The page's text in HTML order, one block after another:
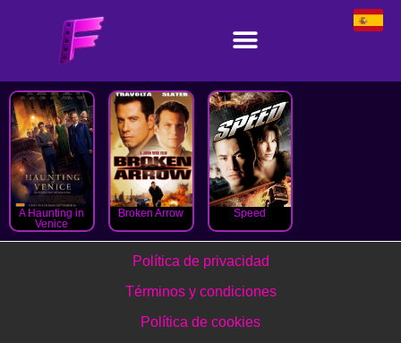
A Haunting in
Venice
Broken Arrow Speed
Política de privacidad
Términos y condiciones
Política de cookies